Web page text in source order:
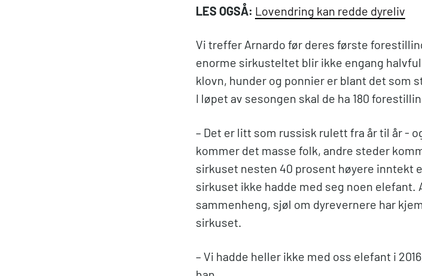
LES OGSÅ: Lovendring kan redde dyreliv
Vi treffer Arnardo før deres første
enorme sirkusteltet blir ikke engang
klovn, hunder og ponnier er blant det som
I løpet av sesongen skal de ha 180
– Det er litt som russisk rulett fra år til år -
kommer det masse folk, andre steder
sirkuset nesten 40 prosent høyere inntekt
sirkuset ikke hadde med seg noen elefant.
sammenheng, sjøl om dyrevernere har
sirkuset.
– Vi hadde heller ikke med oss elefant i